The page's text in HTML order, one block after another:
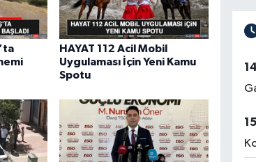
HAYAT 112 Acil Mobil
Uygulaması İçin Yeni Kamu
Spotu